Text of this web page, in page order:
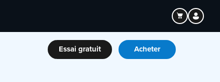
Essai gratuit Acheter